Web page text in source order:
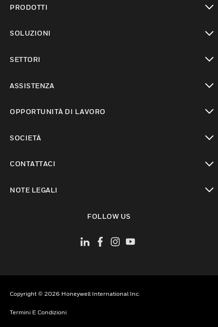
PRODOTTI
SOLUZIONI
SETTORI
ASSISTENZA
OPPORTUNITÀ DI LAVORO
SOCIETÀ
CONTATTACI
NOTE LEGALI
FOLLOW US
Copyright © 2026 Honeywell International Inc.
Termini E Condizioni